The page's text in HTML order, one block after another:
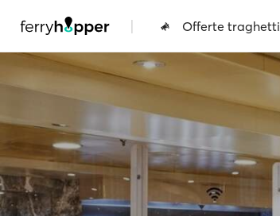
| Offerte traghetti